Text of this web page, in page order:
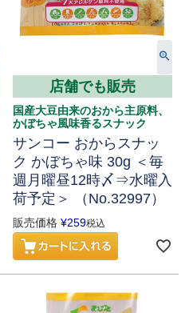
店舗でも販売
国産大豆由来のおから主原料、
かぼちゃ風味香るスナック
サンコー おからスナッ
ク かぼちゃ味 30g ＜毎
週月曜昼12時〆⇒水曜入
荷予定＞ （No.32997）
販売価格 ¥259税込